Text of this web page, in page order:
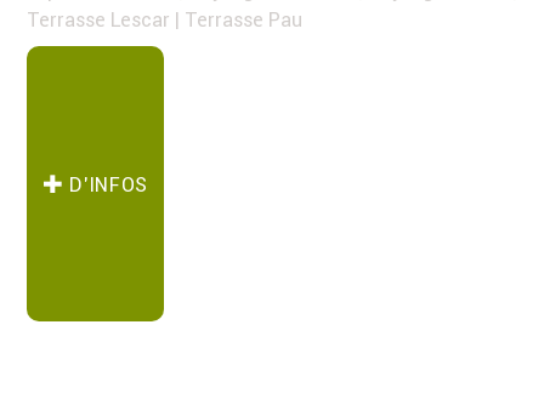
Terrasse Lescar | Terrasse Pau
D’INFOS